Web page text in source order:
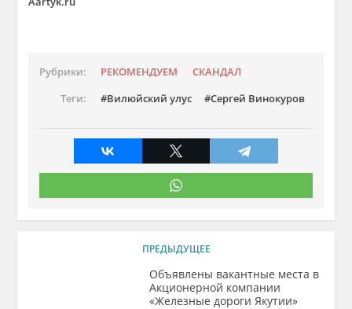
Рубрики: РЕКОМЕНДУЕМ
СКАНДАЛ
Теги:
Вилюйский улус Сергей Винокуров
ПРЕДЫДУЩЕЕ
Объявлены вакантные места в
Акционерной компании
«Железные дороги Якутии»